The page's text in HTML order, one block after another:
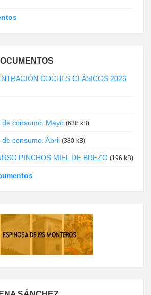
COCHES CLÁSICOS 2026
consumo. Mayo (638 kB)
consumo. Abril (380 kB)
PINCHOS MIEL DE BREZO (196 kB)